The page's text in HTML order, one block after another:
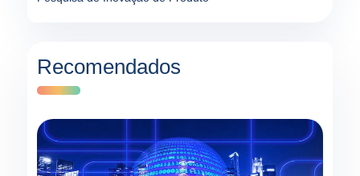
Recomendados